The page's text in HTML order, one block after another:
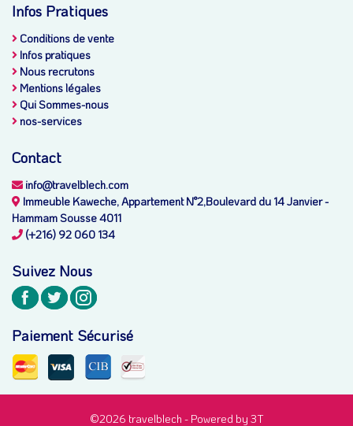
Infos Pratiques
Conditions de vente
Infos pratiques
Nous recrutons
Mentions légales
Qui Sommes-nous
nos-services
Contact
info@travelblech.com
Immeuble Kaweche, Appartement N°2,Boulevard du 14 Janvier -
Hammam Sousse 4011
(+216) 92 060 134
Suivez Nous
Paiement Sécurisé
©2026 travelblech - Powered by 3T